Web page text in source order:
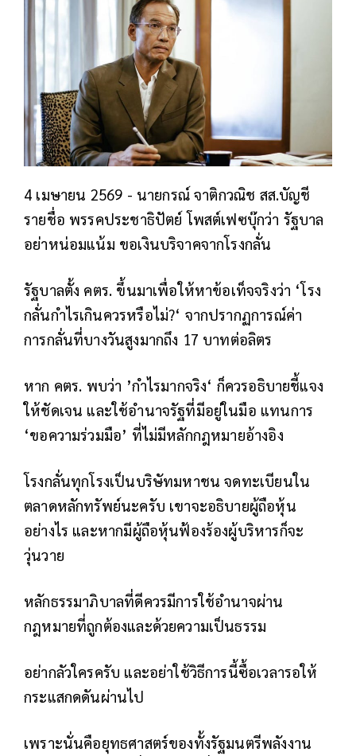
4 เมษายน 2569 - นายกรณ์ จาติกวณิช สส.บัญชี
รายชื่อ พรรคประชาธิปัตย์ โพสต์เฟซบุ๊กว่า รัฐบาล
อย่าหน่อมแน้ม ขอเงินบริจาคจากโรงกลั่น
รัฐบาลตั้ง คตร. ขึ้นมาเพื่อให้หาข้อเท็จจริงว่า ‘โรง
กลั่นกำไรเกินควรหรือไม่?‘ จากปรากฏการณ์ค่า
การกลั่นที่บางวันสูงมากถึง 17 บาทต่อลิตร
หาก คตร. พบว่า ’กำไรมากจริง‘ ก็ควรอธิบายชี้แจง
ให้ชัดเจน และใช้อำนาจรัฐที่มีอยู่ในมือ แทนการ
‘ขอความร่วมมือ’ ที่ไม่มีหลักกฎหมายอ้างอิง
โรงกลั่นทุกโรงเป็นบริษัทมหาชน จดทะเบียนใน
ตลาดหลักทรัพย์นะครับ เขาจะอธิบายผู้ถือหุ้น
อย่างไร และหากมีผู้ถือหุ้นฟ้องร้องผู้บริหารก็จะ
วุ่นวาย
หลักธรรมาภิบาลที่ดีควรมีการใช้อำนาจผ่าน
กฎหมายที่ถูกต้องและด้วยความเป็นธรรม
อย่ากลัวใครครับ และอย่าใช้วิธีการนี้ซื้อเวลารอให้
กระแสกดดันผ่านไป
เพราะนั่นคือยุทธศาสตร์ของทั้งรัฐมนตรีพลังงาน